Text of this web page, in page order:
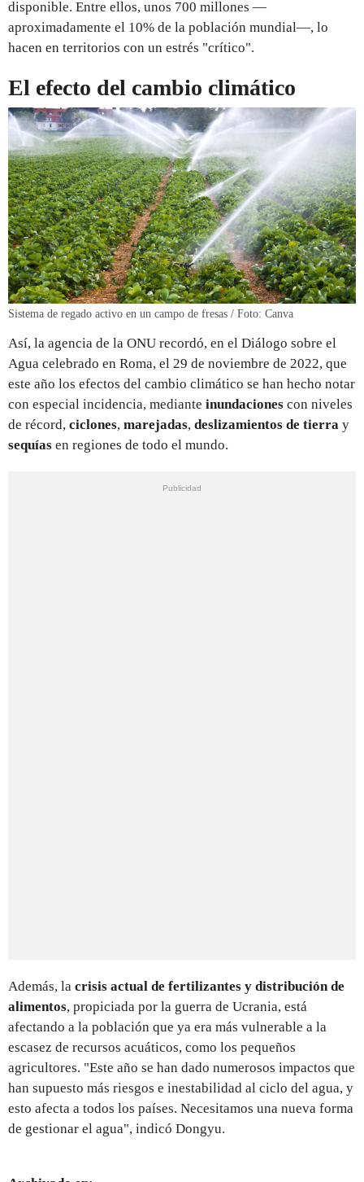
disponible. Entre ellos, unos 700 millones —
aproximadamente el 10% de la población mundial—, lo
hacen en territorios con un estrés "crítico".
El efecto del cambio climático
Sistema de regado activo en un campo de fresas / Foto: Canva
Así, la agencia de la ONU recordó, en el Diálogo sobre el
Agua celebrado en Roma, el 29 de noviembre de 2022, que
este año los efectos del cambio climático se han hecho notar
con especial incidencia, mediante inundaciones con niveles
de récord, ciclones, marejadas, deslizamientos de tierra y
sequías en regiones de todo el mundo.
Además, la crisis actual de fertilizantes y distribución de
alimentos, propiciada por la guerra de Ucrania, está
afectando a la población que ya era más vulnerable a la
escasez de recursos acuáticos, como los pequeños
agricultores. "Este año se han dado numerosos impactos que
han supuesto más riesgos e inestabilidad al ciclo del agua, y
esto afecta a todos los países. Necesitamos una nueva forma
de gestionar el agua", indicó Dongyu.